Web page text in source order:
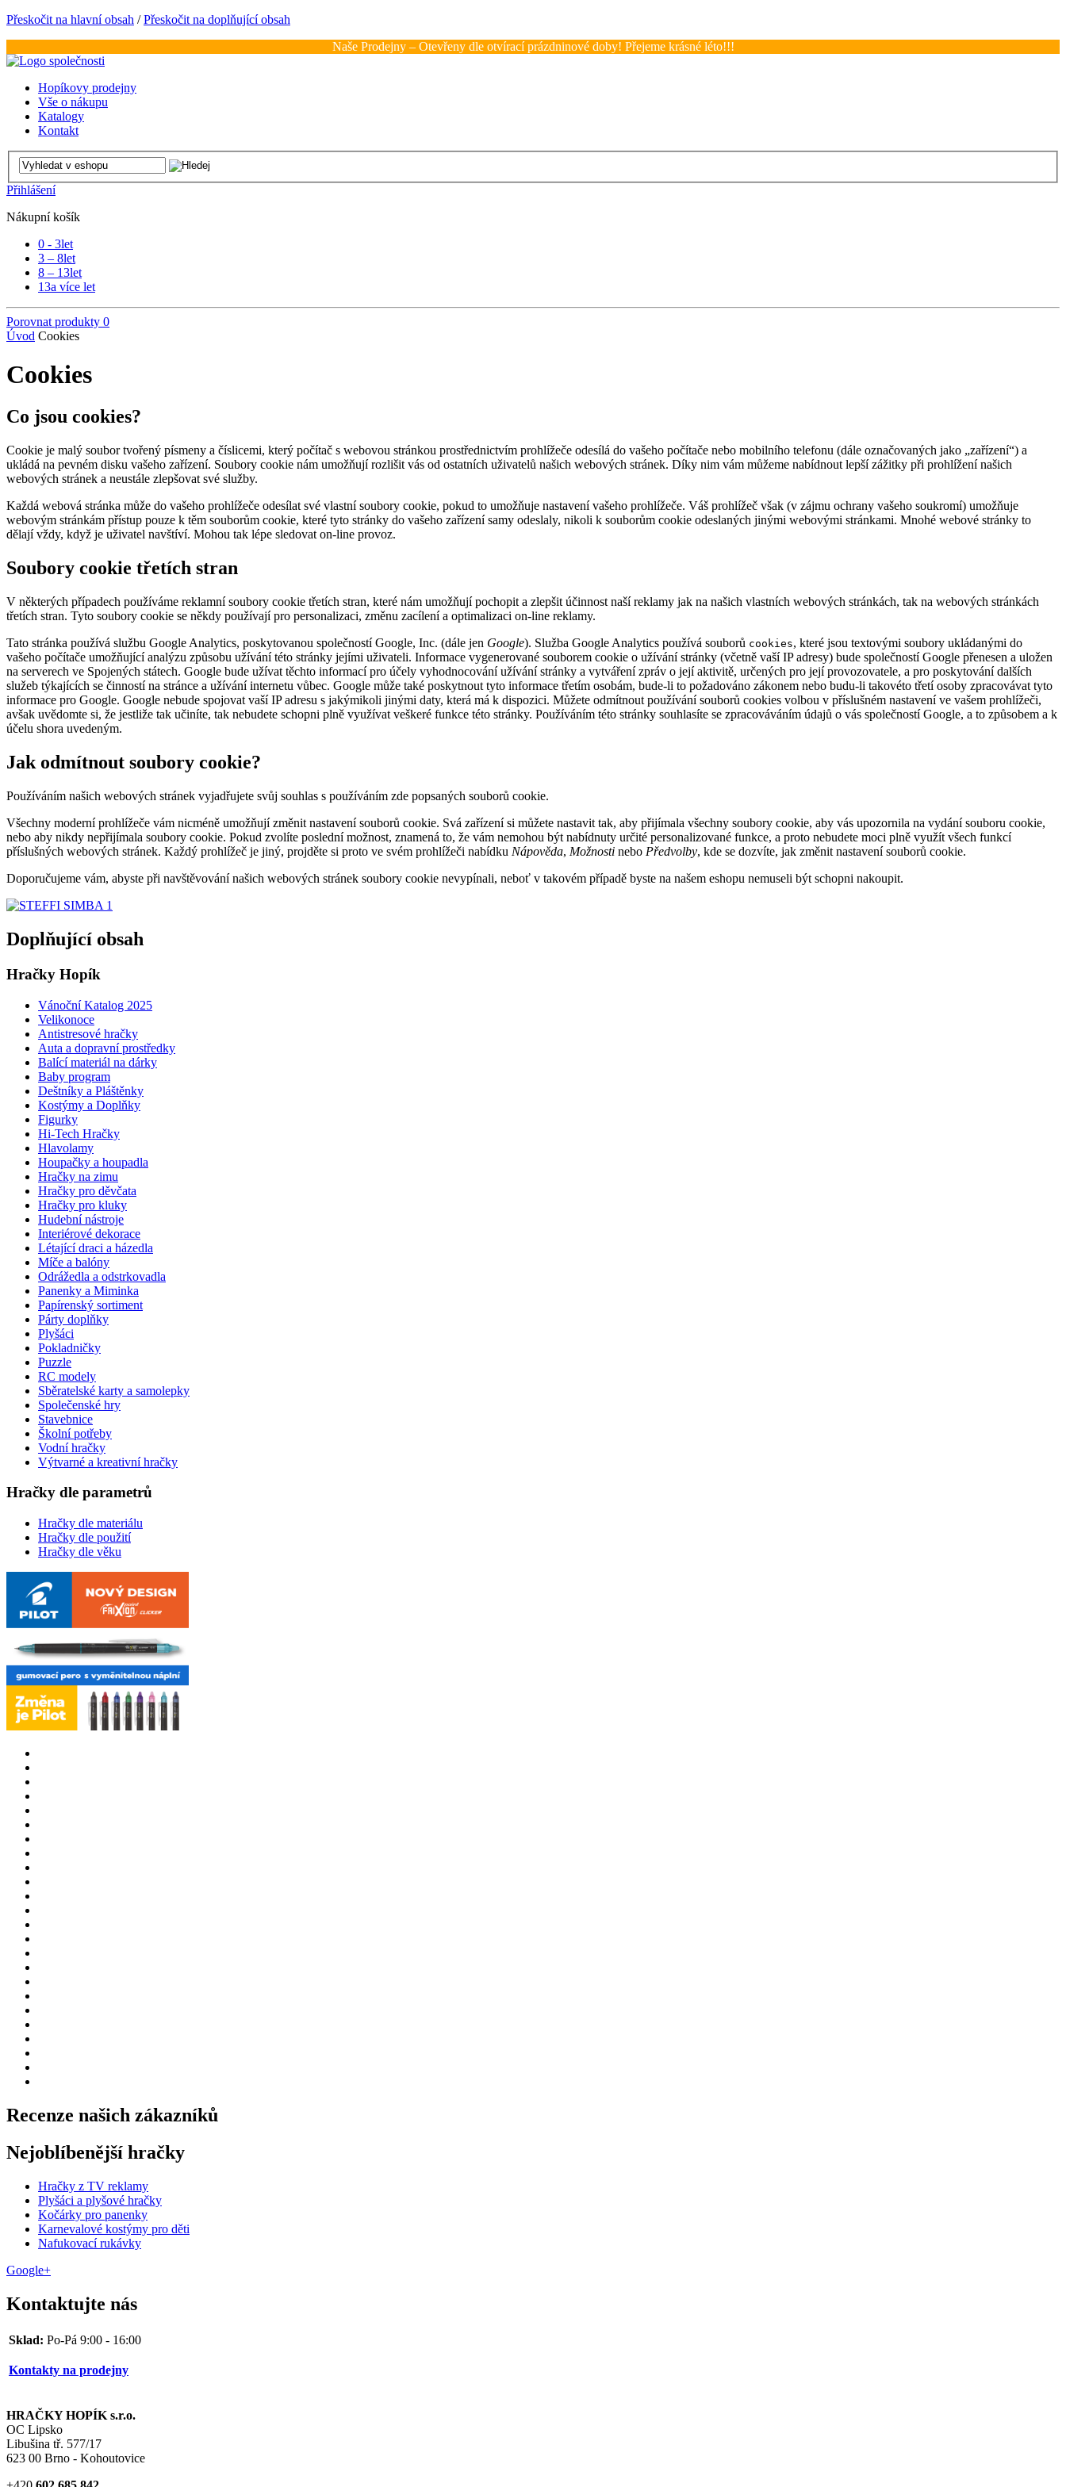
Přeskočit na hlavní obsah /Přeskočit na doplňující obsah
Naše Prodejny – Otevřeny dle otvírací prázdninové doby! Přejeme krásné léto!!!
Hopíkovy prodejny
Vše o nákupu
Katalogy
Kontakt
Přihlášení
Nákupní košík
0 - 3let
3 – 8let
8 – 13let
13a více let
Porovnat produkty 0
Úvod Cookies
Cookies
Co jsou cookies?
Cookie je malý soubor tvořený písmeny a číslicemi, který počítač s webovou stránkou prostřednictvím prohlížeče odesílá do vašeho počítače nebo mobilního telefonu (dále označovaných jako „zařízení“) a
ukládá na pevném disku vašeho zařízení. Soubory cookie nám umožňují rozlišit vás od ostatních uživatelů našich webových stránek. Díky nim vám můžeme nabídnout lepší zážitky při prohlížení našich
webových stránek a neustále zlepšovat své služby.
Každá webová stránka může do vašeho prohlížeče odesílat své vlastní soubory cookie, pokud to umožňuje nastavení vašeho prohlížeče. Váš prohlížeč však (v zájmu ochrany vašeho soukromí) umožňuje
webovým stránkám přístup pouze k těm souborům cookie, které tyto stránky do vašeho zařízení samy odeslaly, nikoli k souborům cookie odeslaných jinými webovými stránkami. Mnohé webové stránky to
dělají vždy, když je uživatel navštíví. Mohou tak lépe sledovat on-line provoz.
Soubory cookie třetích stran
V některých případech používáme reklamní soubory cookie třetích stran, které nám umožňují pochopit a zlepšit účinnost naší reklamy jak na našich vlastních webových stránkách, tak na webových stránkách
třetích stran. Tyto soubory cookie se někdy používají pro personalizaci, změnu zacílení a optimalizaci on-line reklamy.
Tato stránka používá službu Google Analytics, poskytovanou společností Google, Inc. (dále jen Google). Služba Google Analytics používá souborů cookies, které jsou textovými soubory ukládanými do
vašeho počítače umožňující analýzu způsobu užívání této stránky jejími uživateli. Informace vygenerované souborem cookie o užívání stránky (včetně vaší IP adresy) bude společností Google přenesen a uložen
na serverech ve Spojených státech. Google bude užívat těchto informací pro účely vyhodnocování užívání stránky a vytváření zpráv o její aktivitě, určených pro její provozovatele, a pro poskytování dalších
služeb týkajících se činností na stránce a užívání internetu vůbec. Google může také poskytnout tyto informace třetím osobám, bude-li to požadováno zákonem nebo budu-li takovéto třetí osoby zpracovávat tyto
informace pro Google. Google nebude spojovat vaší IP adresu s jakýmikoli jinými daty, která má k dispozici. Můžete odmítnout používání souborů cookies volbou v příslušném nastavení ve vašem prohlížeči,
avšak uvědomte si, že jestliže tak učiníte, tak nebudete schopni plně využívat veškeré funkce této stránky. Používáním této stránky souhlasíte se zpracováváním údajů o vás společností Google, a to způsobem a k
účelu shora uvedeným.
Jak odmítnout soubory cookie?
Používáním našich webových stránek vyjadřujete svůj souhlas s používáním zde popsaných souborů cookie.
Všechny moderní prohlížeče vám nicméně umožňují změnit nastavení souborů cookie. Svá zařízení si můžete nastavit tak, aby přijímala všechny soubory cookie, aby vás upozornila na vydání souboru cookie,
nebo aby nikdy nepřijímala soubory cookie. Pokud zvolíte poslední možnost, znamená to, že vám nemohou být nabídnuty určité personalizované funkce, a proto nebudete moci plně využít všech funkcí
příslušných webových stránek. Každý prohlížeč je jiný, projděte si proto ve svém prohlížeči nabídku Nápověda, Možnosti nebo Předvolby, kde se dozvíte, jak změnit nastavení souborů cookie.
Doporučujeme vám, abyste při navštěvování našich webových stránek soubory cookie nevypínali, neboť v takovém případě byste na našem eshopu nemuseli být schopni nakoupit.
Doplňující obsah
Hračky Hopík
Vánoční Katalog 2025
Velikonoce
Antistresové hračky
Auta a dopravní prostředky
Balící materiál na dárky
Baby program
Deštníky a Pláštěnky
Kostýmy a Doplňky
Figurky
Hi-Tech Hračky
Hlavolamy
Houpačky a houpadla
Hračky na zimu
Hračky pro děvčata
Hračky pro kluky
Hudební nástroje
Interiérové dekorace
Létající draci a házedla
Míče a balóny
Odrážedla a odstrkovadla
Panenky a Miminka
Papírenský sortiment
Párty doplňky
Plyšáci
Pokladničky
Puzzle
RC modely
Sběratelské karty a samolepky
Společenské hry
Stavebnice
Školní potřeby
Vodní hračky
Výtvarné a kreativní hračky
Hračky dle parametrů
Hračky dle materiálu
Hračky dle použití
Hračky dle věku
Recenze našich zákazníků
Nejoblíbenější hračky
Hračky z TV reklamy
Plyšáci a plyšové hračky
Kočárky pro panenky
Karnevalové kostýmy pro děti
Nafukovací rukávky
Google+
Kontaktujte nás
Sklad: Po-Pá 9:00 - 16:00
Kontakty na prodejny
HRAČKY HOPÍK s.r.o.
OC Lipsko
Libušina tř. 577/17
623 00 Brno - Kohoutovice